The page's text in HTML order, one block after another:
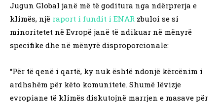
Jugun Global janë më të goditura nga ndërprerja e
klimës, një raport i fundit i ENAR zbuloi se si
minoritetet në Evropë janë të ndikuar në mënyrë
specifike dhe në mënyrë disproporcionale:
“Për të qenë i qartë, ky nuk është ndonjë kërcënim i
ardhshëm për këto komunitete. Shumë lëvizje
evropiane të klimës diskutojnë marrjen e masave për